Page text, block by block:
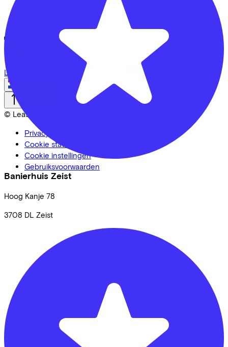
Banierhuis Zeist
Hoog Kanje 78
3708 DL Zeist
LinkedIn
© Lease a Bike. All Rights Reserved.
Privacy statement
Cookie statement
Cookie instellingen
Gebruiksvoorwaarden